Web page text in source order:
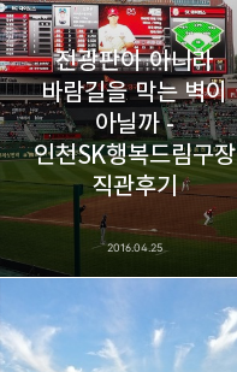
전광판이 아니라
바람길을 막는 벽이
아닐까 -
인천SK행복드림구장
직관후기
2016.04.25